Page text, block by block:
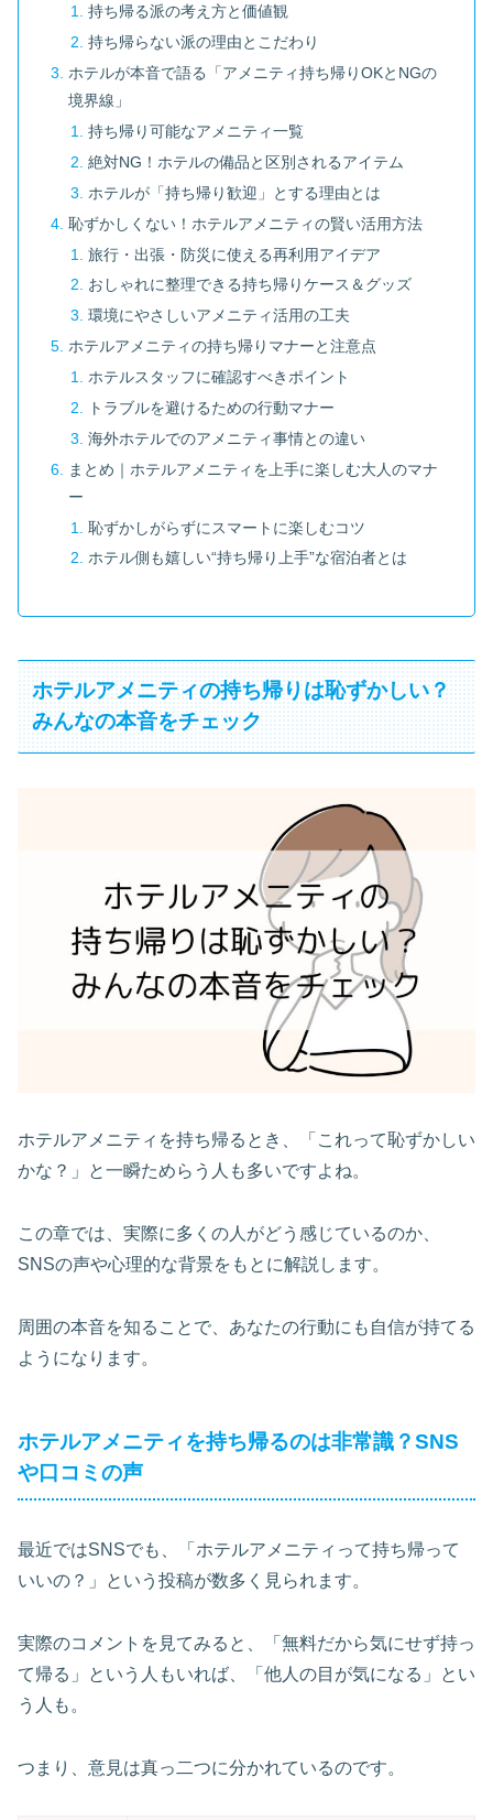
持ち帰る派の考え方と価値観
持ち帰らない派の理由とこだわり
ホテルが本音で語る「アメニティ持ち帰りOKとNGの
境界線」
持ち帰り可能なアメニティ一覧
絶対NG！ホテルの備品と区別されるアイテム
ホテルが「持ち帰り歓迎」とする理由とは
恥ずかしくない！ホテルアメニティの賢い活用方法
旅行・出張・防災に使える再利用アイデア
おしゃれに整理できる持ち帰りケース＆グッズ
環境にやさしいアメニティ活用の工夫
ホテルアメニティの持ち帰りマナーと注意点
ホテルスタッフに確認すべきポイント
トラブルを避けるための行動マナー
海外ホテルでのアメニティ事情との違い
まとめ｜ホテルアメニティを上手に楽しむ大人のマナ
ー
恥ずかしがらずにスマートに楽しむコツ
ホテル側も嬉しい“持ち帰り上手”な宿泊者とは
ホテルアメニティの持ち帰りは恥ずかしい？
みんなの本音をチェック
ホテルアメニティを持ち帰るとき、「これって恥ずかしい
かな？」と一瞬ためらう人も多いですよね。
この章では、実際に多くの人がどう感じているのか、
SNSの声や心理的な背景をもとに解説します。
周囲の本音を知ることで、あなたの行動にも自信が持てる
ようになります。
ホテルアメニティを持ち帰るのは非常識？SNS
や口コミの声
最近ではSNSでも、「ホテルアメニティって持ち帰って
いいの？」という投稿が数多く見られます。
実際のコメントを見てみると、「無料だから気にせず持っ
て帰る」という人もいれば、「他人の目が気になる」とい
う人も。
つまり、意見は真っ二つに分かれているのです。